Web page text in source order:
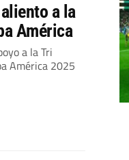
a la
América
a la Tri
América 2025